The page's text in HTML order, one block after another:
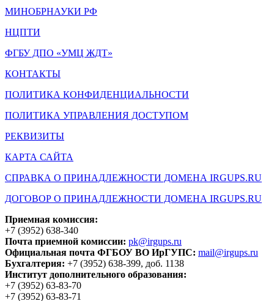
МИНОБРНАУКИ РФ
НЦПТИ
ФГБУ ДПО «УМЦ ЖДТ»
КОНТАКТЫ
ПОЛИТИКА КОНФИДЕНЦИАЛЬНОСТИ
ПОЛИТИКА УПРАВЛЕНИЯ ДОСТУПОМ
РЕКВИЗИТЫ
КАРТА САЙТА
СПРАВКА О ПРИНАДЛЕЖНОСТИ ДОМЕНА IRGUPS.RU
ДОГОВОР О ПРИНАДЛЕЖНОСТИ ДОМЕНА IRGUPS.RU
Приемная комиссия:
+7 (3952) 638-340
Почта приемной комиссии: pk@irgups.ru
Официальная почта ФГБОУ ВО ИрГУПС: mail@irgups.ru
Бухгалтерия: +7 (3952) 638-399, доб. 1138
Институт дополнительного образования:
+7 (3952) 63-83-70
+7 (3952) 63-83-71